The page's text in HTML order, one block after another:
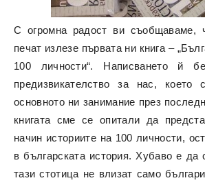
С огромна радост ви съобщаваме,
печат излезе първата ни книга –
100 личности“. Написването й
предизвикателство за нас,
основното ни занимание през
книгата сме се опитали да
начин историите на 100 личности,
в българската история. Хубаво е
тази стотица не влизат само